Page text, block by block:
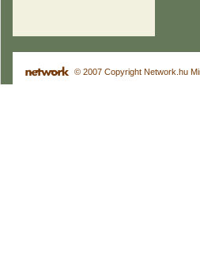
© 2007 Copyright Network.hu